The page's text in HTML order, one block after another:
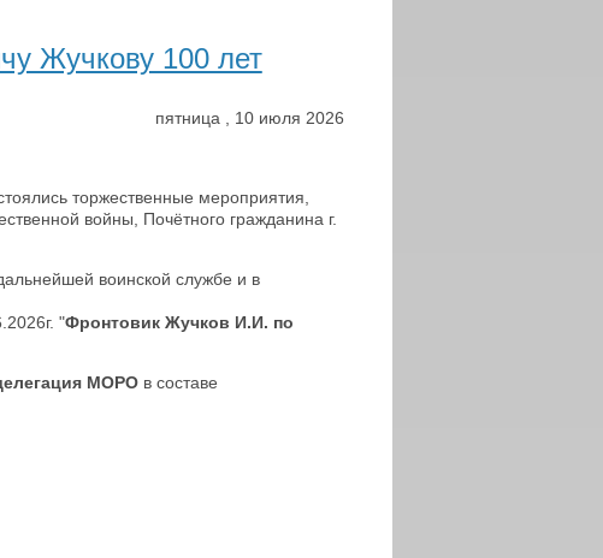
Жучкову 100 лет
пятница 10 июля 2026
торжественные мероприятия,
войны, Почётного гражданина г.
воинской службе и в
"Фронтовик Жучков И.И. по
МОРОв составе